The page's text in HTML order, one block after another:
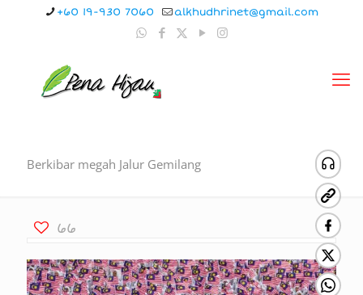
+60 19-930 7060 alkhudhrinet@gmail.com
Berkibar megah Jalur Gemilang
66